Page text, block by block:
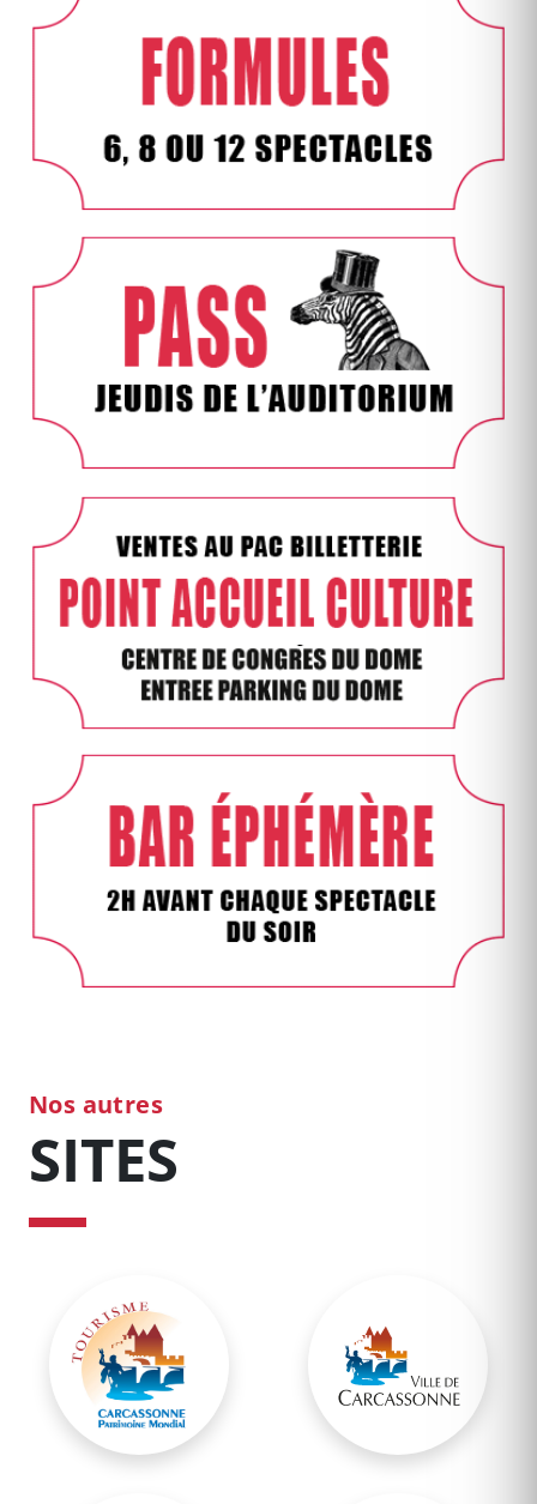
Nos autres
SITES
Office Municipal de Tourisme Site Officiel de